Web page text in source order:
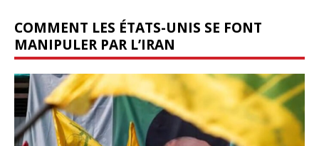
COMMENT LES ÉTATS-UNIS SE FONT
MANIPULER PAR L’IRAN